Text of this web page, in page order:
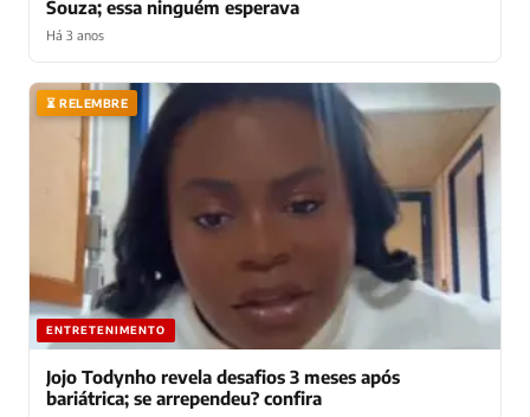
Souza; essa ninguém esperava
Há 3 anos
⏳ RELEMBRE
ENTRETENIMENTO
Jojo Todynho revela desafios 3 meses após
bariátrica; se arrependeu? confira